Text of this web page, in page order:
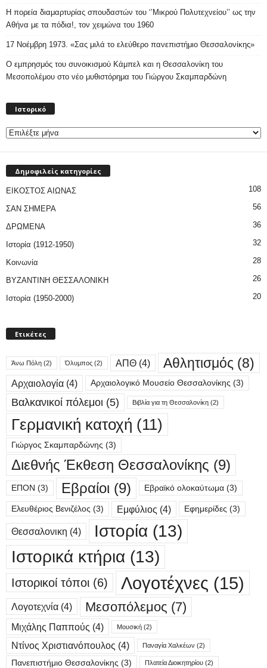
Η πορεία διαμαρτυρίας σπουδαστών του ‘’Μικρού Πολυτεχνείου’’ ως την
Αθήνα με τα πόδια!, τον χειμώνα του 1960
17 Νοέμβρη 1973. «Σας μιλά το ελεύθερο πανεπιστήμιο Θεσσαλονίκης»
Ο εμπρησμός του συνοικισμού Κάμπελ και η Θεσσαλονίκη του
Μεσοπολέμου στο νέο μυθιστόρημα του Γιώργου Σκαμπαρδώνη
Ιστορικό
Δημοφιλείς κατηγορίες
ΕΙΚΟΣΤΟΣ ΑΙΩΝΑΣ 108
ΣΑΝ ΣΗΜΕΡΑ 56
ΔΡΩΜΕΝΑ 36
Ιστορία (1912-1950) 32
Κοινωνία 28
ΒΥΖΑΝΤΙΝΗ ΘΕΣΣΑΛΟΝΙΚΗ 26
Ιστορία (1950-2000) 20
Ετικέτες
Άνω Πόλη (2) Όλυμπος (2) ΑΠΘ (4) Αθλητισμός (8)
Αρχαιολογία (4) Αρχαιολογικό Μουσείο Θεσσαλονίκης (3)
Βαλκανικοί πόλεμοι (5) Βιβλία για τη Θεσσαλονίκη (2)
Γερμανική κατοχή (11)
Γιώργος Σκαμπαρδώνης (3)
Διεθνής Έκθεση Θεσσαλονίκης (9)
ΕΠΟΝ (3) Εβραίοι (9) Εβραϊκό ολοκαύτωμα (3)
Ελευθέριος Βενιζέλος (3) Εμφύλιος (4) Εφημερίδες (3)
Θεσσαλονικη (4) Ιστορία (13)
Ιστορικά κτήρια (13)
Ιστορικοί τόποι (6) Λογοτέχνες (15)
Λογοτεχνία (4) Μεσοπόλεμος (7)
Μιχάλης Παππούς (4) Μουσική (2)
Ντίνος Χριστιανόπουλος (4) Παναγία Χαλκέων (2)
Πανεπιστήμιο Θεσσαλονίκης (3) Πλατεία Διοικητηρίου (2)